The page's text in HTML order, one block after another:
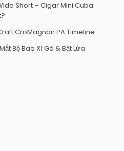
Short – Cigar Mini Cuba
CroMagnon PA Timeline
Bộ Bao Xì Gà & Bật Lửa